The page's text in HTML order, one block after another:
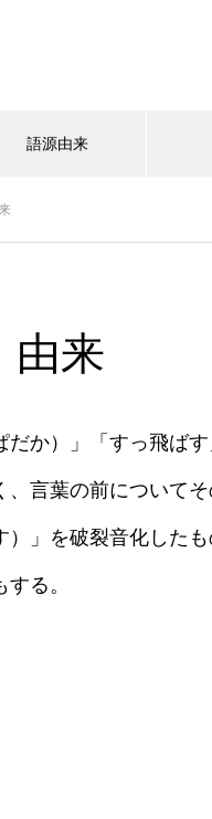
語源由来
由来
か）」「すっ飛ば
言葉の前についてそ
」を破裂音化したも
る。